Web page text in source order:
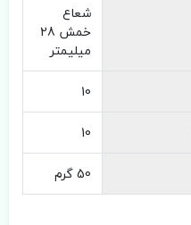
شعاع
خمش 28
میلیمتر
10
10
50 گرم